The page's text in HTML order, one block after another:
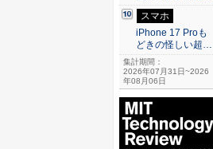
スマホ
iPhone 17 Proも
どきの怪しい超…
集計期間：
2026年07月31日~2026
年08月06日